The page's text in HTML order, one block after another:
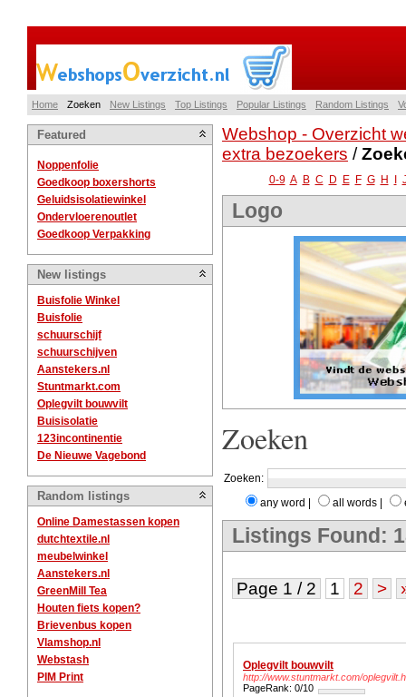
Home Zoeken New Listings Top Listings Popular Listings Random Listings
Featured
Noppenfolie
Goedkoop boxershorts
Geluidsisolatiewinkel
Ondervloerenoutlet
Goedkoop Verpakking
New listings
Buisfolie Winkel
Buisfolie
schuurschijf
schuurschijven
Aanstekers.nl
Stuntmarkt.com
Oplegvilt bouwvilt
Buisisolatie
123incontinentie
De Nieuwe Vagebond
Random listings
Online Damestassen kopen
dutchtextile.nl
meubelwinkel
Aanstekers.nl
GreenMill Tea
Houten fiets kopen?
Brievenbus kopen
Vlamshop.nl
Webstash
PIM Print
Webshop - Overzicht
extra bezoekers /
0-9 A B C D E F G H
Logo
Zoeken
Zoeken:
any word
all words|
Listings Found:
Page 1 / 2 1 2 >
Oplegvilt bouwvilt
http://www.stuntmarkt.com/
PageRank: 0/10